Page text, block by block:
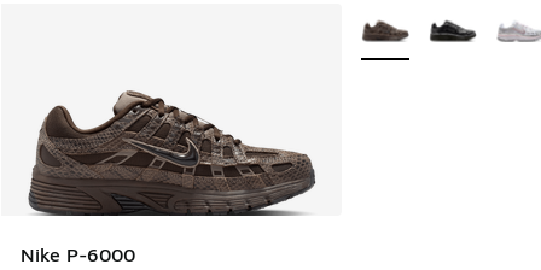
Nike P-6000
Weitere Farben